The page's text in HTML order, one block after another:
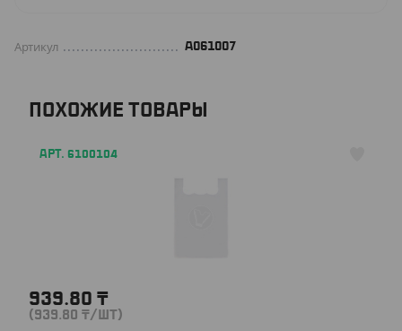
Артикул А061007
ПОХОЖИЕ ТОВАРЫ
АРТ. 6100104
939.80 ₸
(939.80 ₸/ШТ)